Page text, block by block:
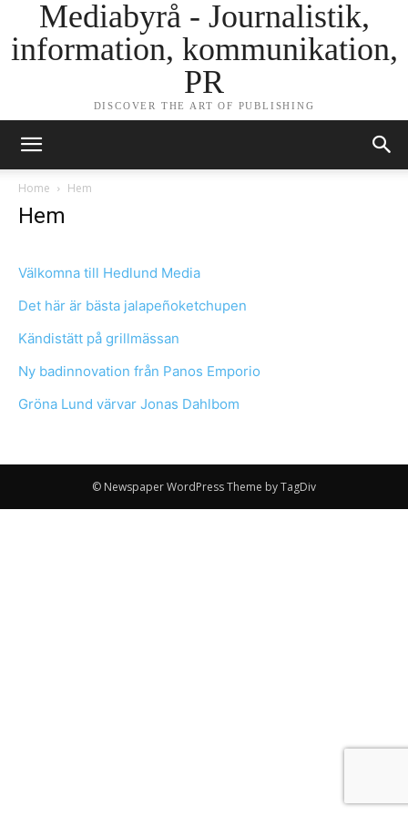
Mediabyrå - Journalistik,
information, kommunikation,
PR
DISCOVER THE ART OF PUBLISHING
Home Hem
Hem
Välkomna till Hedlund Media
Det här är bästa jalapeñoketchupen
Kändistätt på grillmässan
Ny badinnovation från Panos Emporio
Gröna Lund värvar Jonas Dahlbom
© Newspaper WordPress Theme by TagDiv